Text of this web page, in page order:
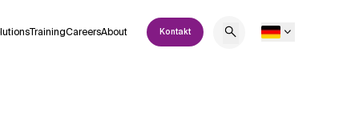
TrainingCareersAbout Kontakt